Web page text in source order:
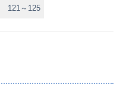
121～125